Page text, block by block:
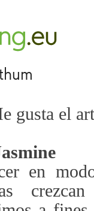
gusta el
en